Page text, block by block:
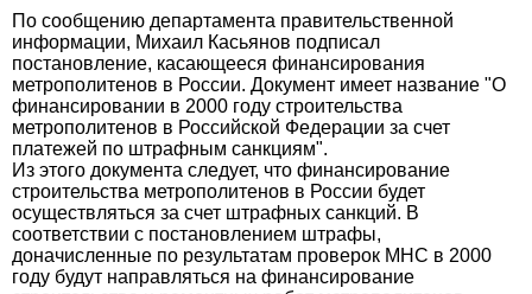
По сообщению департамента правительственной
информации, Михаил Касьянов подписал
постановление, касающееся финансирования
метрополитенов в России. Документ имеет название "О
финансировании в 2000 году строительства
метрополитенов в Российской Федерации за счет
платежей по штрафным санкциям".
Из этого документа следует, что финансирование
строительства метрополитенов в России будет
осуществляться за счет штрафных санкций. В
соответствии с постановлением штрафы,
доначисленные по результатам проверок МНС в 2000
году будут направляться на финансирование